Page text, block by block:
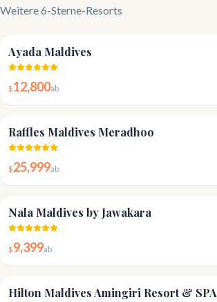
Weitere 6-Sterne-Resorts
Ayada Maldives
$12,800ab
Raffles Maldives Meradhoo
$25,999ab
Nala Maldives by Jawakara
$9,399ab
Hilton Maldives Amingiri Resort & SPA